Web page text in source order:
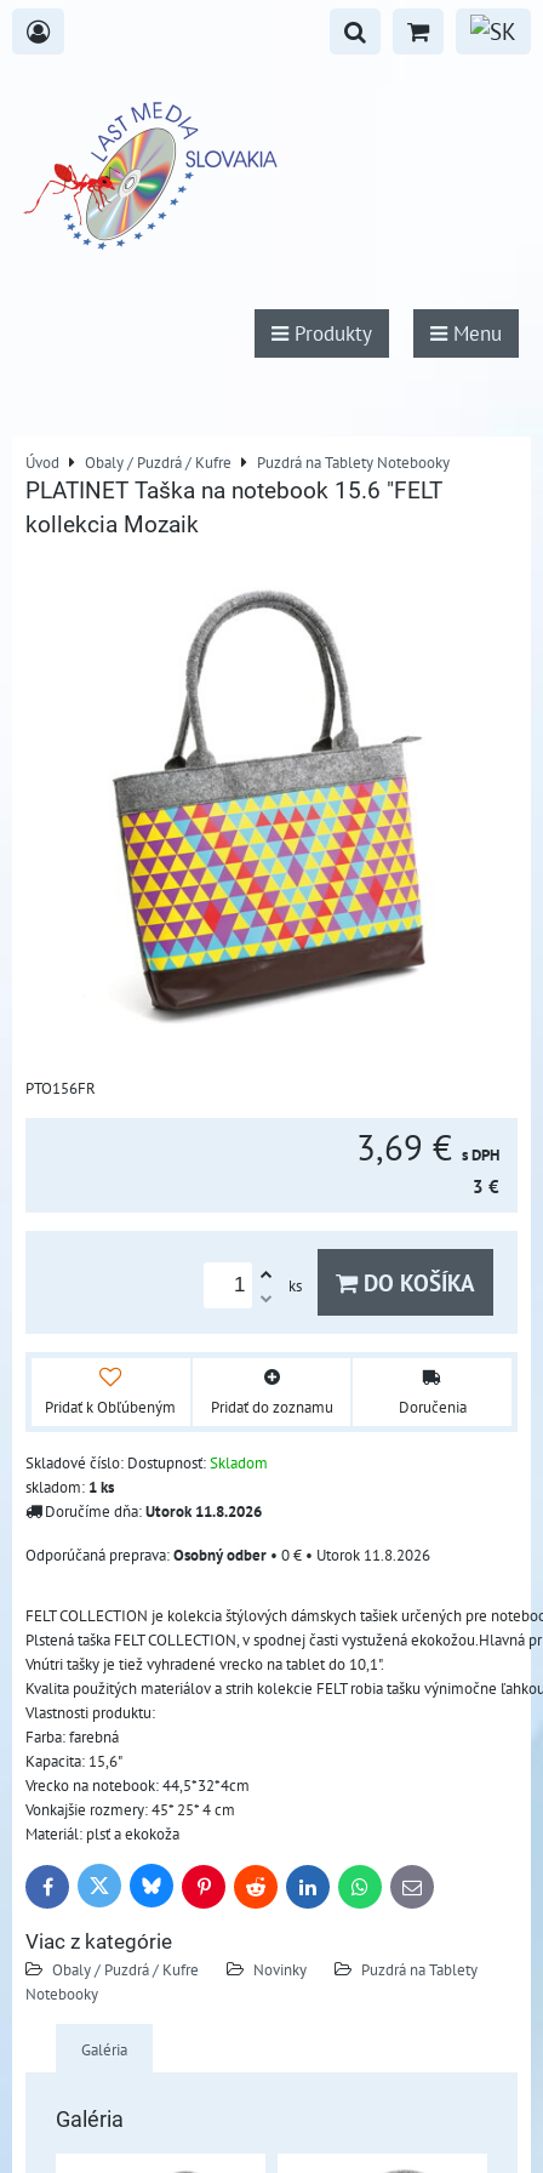
Produkty Menu
Úvod Obaly / Puzdrá / Kufre Puzdrá na Tablety Notebooky
PLATINET Taška na notebook 15.6 "FELT
kollekcia Mozaik
PTO156FR
3,69 € s DPH
3 €
ks DO KOŠÍKA
Pridať k Obľúbeným Pridať do zoznamu Doručenia
Skladové číslo: Dostupnosť:Skladom
skladom: 1ks
Doručíme dňa:Utorok11.8.2026
Osobný odber • 0 € • Utorok 11.8.2026
FELT COLLECTION je kolekcia štýlových dámskych tašiek určených pre
Plstená taška FELT COLLECTION, v spodnej časti vystužená
Vnútri tašky je tiež vyhradené vrecko na tablet do 10,1".
Kvalita použitých materiálov a strih kolekcie FELT robia tašku výnimočne
Vlastnosti produktu:
Farba: farebná
Kapacita: 15,6"
Vrecko na notebook: 44,5*32*4cm
Vonkajšie rozmery: 45* 25* 4 cm
Materiál: plsť a ekokoža
FacebookTwitter BlueskyPinterestReddit LinkedInWhatsApp
E-
mail
Viac z kategórie
Obaly / Puzdrá / Kufre Novinky
Puzdrá na Tablety
Notebooky
Galéria
Galéria